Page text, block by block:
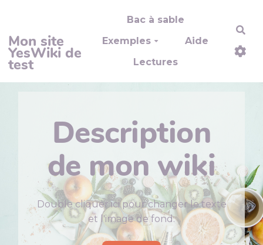
Aller au contenu principal
Mon site
YesWiki de
test
Bac à sable
Exemples
Aide
Lectures
Description
de mon wiki
Double cliquer ici pour changer le texte
et l'image de fond.